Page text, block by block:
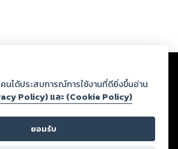
หลดผ่านเว็บไซต์และปรากฏว่าละเมิดสิทธิใน
ลอื่นหรือขัดต่อกฎหมายและศีลธรรม ดังนั้น ผู้อ่าน
นการกลั่นกรองด้วยตนเอง และหากท่านพบว่าส่วน
ะศีลธรรม กรุณาแจ้งมายังบริษัท เพื่อทีมงานจะได้
งสตอรี่ล็อกขอสงวนลิขสิทธิ์ตามพระราชบัญญัติ
ด)
นได้ประสบการณ์การใช้งานที่ดียิ่งขึ้นอ่าน
Policy) และ (Cookie Policy)
ยอมรับ